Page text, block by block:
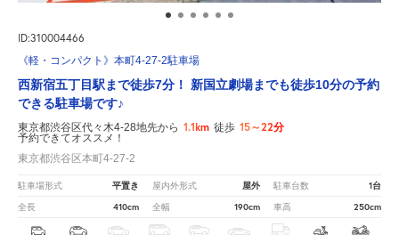
ID:310004466
《軽・コンパクト》本町4-27-2駐車場
西新宿五丁目駅まで徒歩7分！ 新国立劇場までも徒歩10分の予約
できる駐車場です♪
東京都渋谷区代々木4-28地先から 1.1km 徒歩 15～22分
予約できてオススメ！
東京都渋谷区本町4-27-2
駐車場形式 平置き 屋内外形式 屋外 駐車台数 1台
全長 410cm 全幅 190cm 車高 250cm